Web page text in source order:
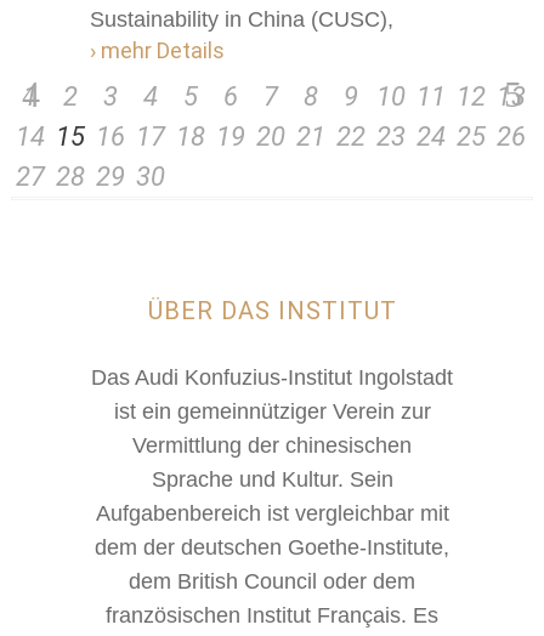
Sustainability in China (CUSC),
› mehr Details
1 2 3 4 5 6 7 8 9 10 11 12 13
14 15 16 17 18 19 20 21 22 23 24 25 26
27 28 29 30
ÜBER DAS INSTITUT
Das Audi Konfuzius-Institut Ingolstadt
ist ein gemeinnütziger Verein zur
Vermittlung der chinesischen
Sprache und Kultur. Sein
Aufgabenbereich ist vergleichbar mit
dem der deutschen Goethe-Institute,
dem British Council oder dem
französischen Institut Français. Es